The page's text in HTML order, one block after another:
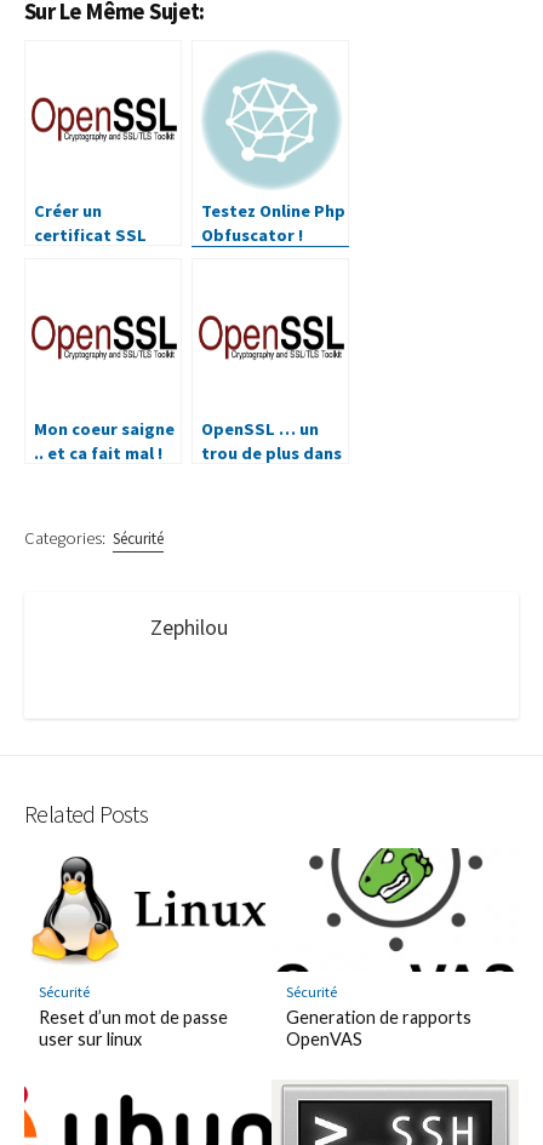
Sur Le Même Sujet:
Créer un
certificat SSL
Testez Online Php
Obfuscator !
Mon coeur saigne
.. et ca fait mal !
OpenSSL … un
trou de plus dans
Categories: Sécurité
Zephilou
Related Posts
Sécurité
Reset d’un mot de passe
user sur linux
Sécurité
Generation de rapports
OpenVAS